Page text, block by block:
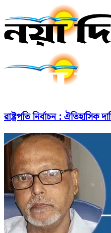
রাষ্ট্রপতি নির্বাচন : ঐতিহাসিক